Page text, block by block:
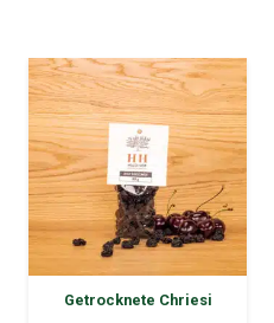
Getrocknete Chriesi